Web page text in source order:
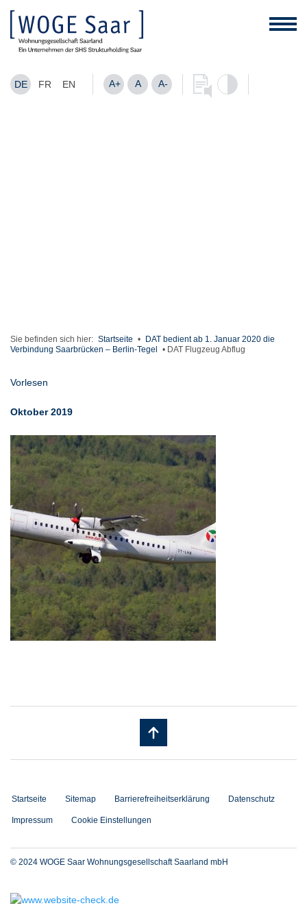
DE FR EN A+ A A-
Sie befinden sich hier: Startseite •
DAT bedient ab 1. Januar 2020 die
Verbindung Saarbrücken – Berlin-Tegel
• DAT Flugzeug Abflug
Vorlesen
Oktober 2019
Startseite Sitemap Barrierefreiheitserklärung Datenschutz
Impressum Cookie Einstellungen
© 2024 WOGE Saar Wohnungsgesellschaft Saarland mbH